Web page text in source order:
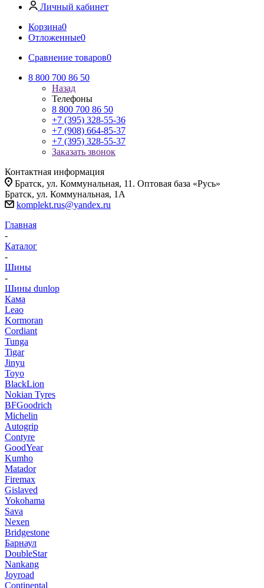
Личный кабинет
Корзина0
Отложенные0
Сравнение товаров0
8 800 700 86 50
Назад
Телефоны
8 800 700 86 50
+7 (395) 328-55-36
+7 (908) 664-85-37
+7 (395) 328-55-37
Заказать звонок
Контактная информация
Братск, ул. Коммунальная, 11. Оптовая база «Русь»
Братск, ул. Коммунальная, 1А
komplekt.rus@yandex.ru
Главная
-
Каталог
-
Шины
-
Шины dunlop
Кама
Leao
Kormoran
Cordiant
Tunga
Tigar
Jinyu
Toyo
BlackLion
Nokian Tyres
BFGoodrich
Michelin
Autogrip
Contyre
GoodYear
Kumho
Matador
Firemax
Gislaved
Yokohama
Sava
Nexen
Bridgestone
Барнаул
DoubleStar
Nankang
Joyroad
Continental